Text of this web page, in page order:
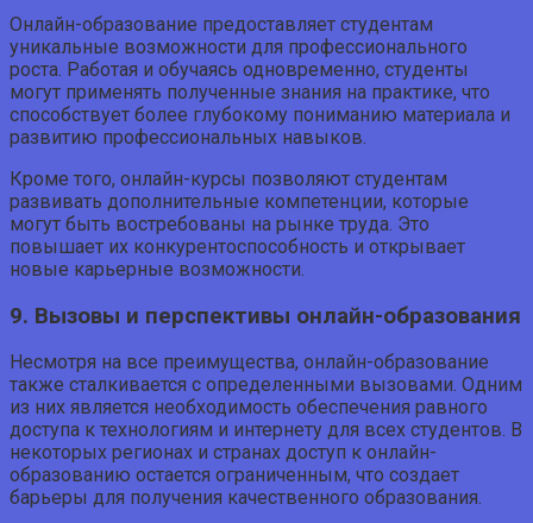
Онлайн-образование предоставляет студентам
уникальные возможности для профессионального
роста. Работая и обучаясь одновременно, студенты
могут применять полученные знания на практике, что
способствует более глубокому пониманию материала и
развитию профессиональных навыков.
Кроме того, онлайн-курсы позволяют студентам
развивать дополнительные компетенции, которые
могут быть востребованы на рынке труда. Это
повышает их конкурентоспособность и открывает
новые карьерные возможности.
9. Вызовы и перспективы онлайн-образования
Несмотря на все преимущества, онлайн-образование
также сталкивается с определенными вызовами. Одним
из них является необходимость обеспечения равного
доступа к технологиям и интернету для всех студентов. В
некоторых регионах и странах доступ к онлайн-
образованию остается ограниченным, что создает
барьеры для получения качественного образования.